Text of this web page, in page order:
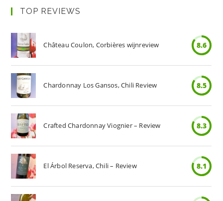
TOP REVIEWS
Château Coulon, Corbières wijnreview 8.6
Chardonnay Los Gansos, Chili Review 8.5
Crafted Chardonnay Viognier – Review 8.3
El Árbol Reserva, Chili – Review 8.1